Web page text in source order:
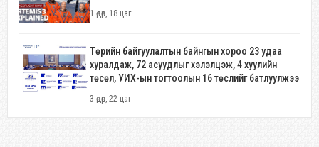
1 өдөр, 18 цаг
Төрийн байгуулалтын байнгын хороо 23 удаа
хуралдаж, 72 асуудлыг хэлэлцэж, 4 хуулийн
төсөл, УИХ-ын тогтоолын 16 төслийг батлуулжээ
3 өдөр, 22 цаг